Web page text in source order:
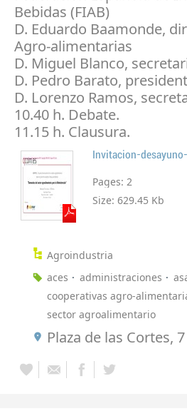
Bebidas (FIAB)
D. Eduardo Baamonde,
Agro-alimentarias
D. Miguel Blanco,
D. Pedro Barato,
D. Lorenzo Ramos,
10.40 h. Debate.
11.15 h. Clausura.
Invitacion-
Pages: 2
Size: 629.45 Kb
Agroindustria
aces
administraciones
cooperativas agro-
sector agroalimentario
Plaza de las Cortes,